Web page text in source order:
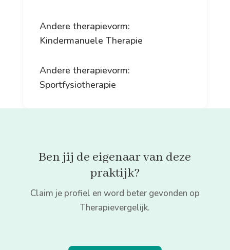
Andere therapievorm:
Kindermanuele Therapie
Andere therapievorm:
Sportfysiotherapie
Ben jij de eigenaar van deze
praktijk?
Claim je profiel en word beter gevonden op
Therapievergelijk.